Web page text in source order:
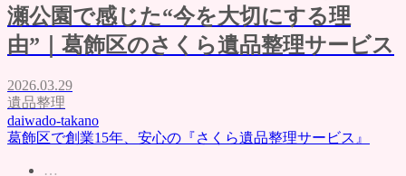
瀬公園で感じた“今を大切にする理
由”｜葛飾区のさくら遺品整理サービス
2026.03.29
遺品整理
daiwado-takano
葛飾区で創業15年、安心の『さくら遺品整理サービス』
…